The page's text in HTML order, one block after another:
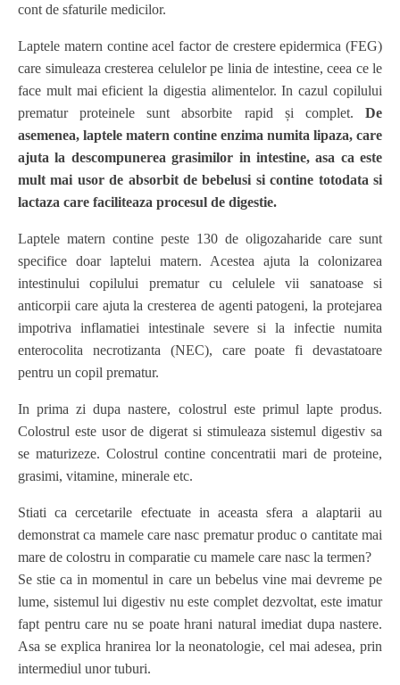
cont de sfaturile medicilor.
Laptele matern contine acel factor de crestere epidermica (FEG)
care simuleaza cresterea celulelor pe linia de intestine, ceea ce le
face mult mai eficient la digestia alimentelor. In cazul copilului
prematur proteinele sunt absorbite rapid și complet. De
asemenea, laptele matern contine enzima numita lipaza, care
ajuta la descompunerea grasimilor in intestine, asa ca este
mult mai usor de absorbit de bebelusi si contine totodata si
lactaza care faciliteaza procesul de digestie.
Laptele matern contine peste 130 de oligozaharide care sunt
specifice doar laptelui matern. Acestea ajuta la colonizarea
intestinului copilului prematur cu celulele vii sanatoase si
anticorpii care ajuta la cresterea de agenti patogeni, la protejarea
impotriva inflamatiei intestinale severe si la infectie numita
enterocolita necrotizanta (NEC), care poate fi devastatoare
pentru un copil prematur.
In prima zi dupa nastere, colostrul este primul lapte produs.
Colostrul este usor de digerat si stimuleaza sistemul digestiv sa
se maturizeze. Colostrul contine concentratii mari de proteine,
grasimi, vitamine, minerale etc.
Stiati ca cercetarile efectuate in aceasta sfera a alaptarii au
demonstrat ca mamele care nasc prematur produc o cantitate mai
mare de colostru in comparatie cu mamele care nasc la termen?
Se stie ca in momentul in care un bebelus vine mai devreme pe
lume, sistemul lui digestiv nu este complet dezvoltat, este imatur
fapt pentru care nu se poate hrani natural imediat dupa nastere.
Asa se explica hranirea lor la neonatologie, cel mai adesea, prin
intermediul unor tuburi.